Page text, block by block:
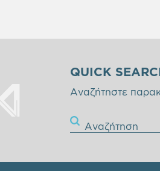
QUICK
Αναζήτηστε
Αναζήτηση